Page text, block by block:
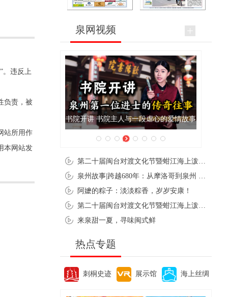
。违反上
负责，被
站所用作
本网站发
泉网视频
讲 书院主人与一段虐心的爱情故事 泉州肉粽亮相央视《新闻联播
阿嬷的粽子：淡淡粽香，岁岁安康！
来泉甜一夏，寻味闽式鲜
热点专题
刺桐史迹 展示馆 海上丝绸